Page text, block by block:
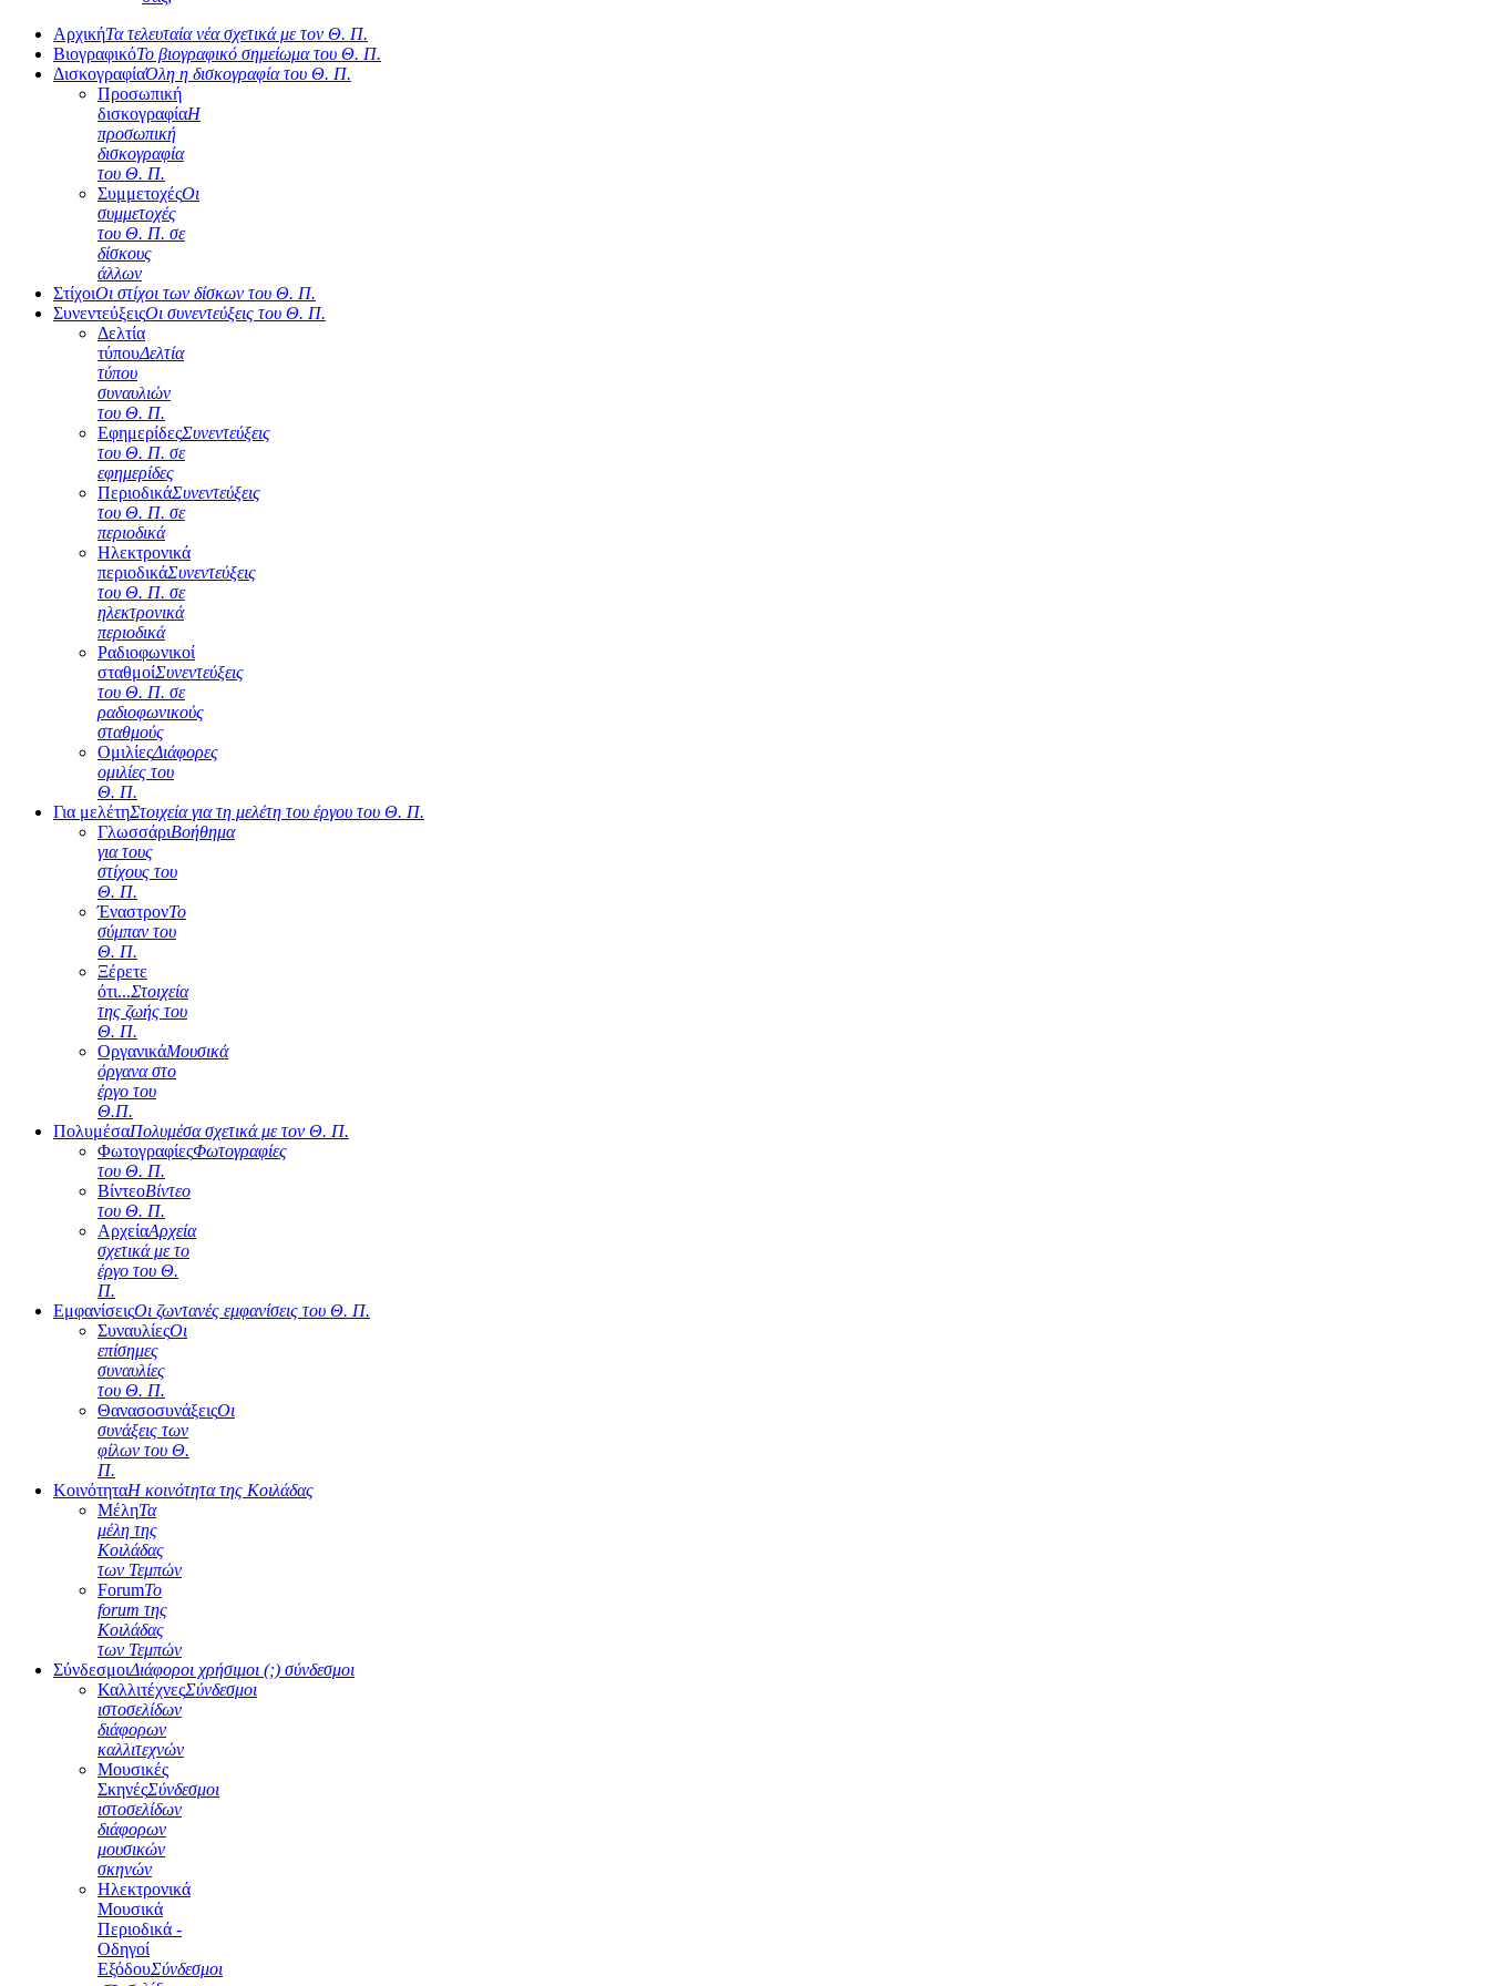
ΑρχικήΤα τελευταία νέα σχετικά με τον Θ. Π.
ΒιογραφικόΤο βιογραφικό σημείωμα του Θ. Π.
ΔισκογραφίαΌλη η δισκογραφία του Θ. Π.
Προσωπική
δισκογραφίαΗ
προσωπική
δισκογραφία
του Θ. Π.
ΣυμμετοχέςΟι
συμμετοχές
του Θ. Π. σε
δίσκους
άλλων
ΣτίχοιΟι στίχοι των δίσκων του Θ. Π.
ΣυνεντεύξειςΟι συνεντεύξεις του Θ. Π.
Δελτία
τύπουΔελτία
τύπου
συναυλιών
του Θ. Π.
ΕφημερίδεςΣυνεντεύξεις
του Θ. Π. σε
εφημερίδες
ΠεριοδικάΣυνεντεύξεις
του Θ. Π. σε
περιοδικά
Ηλεκτρονικά
περιοδικάΣυνεντεύξεις
του Θ. Π. σε
ηλεκτρονικά
περιοδικά
Ραδιοφωνικοί
σταθμοίΣυνεντεύξεις
του Θ. Π. σε
ραδιοφωνικούς
σταθμούς
ΟμιλίεςΔιάφορες
ομιλίες του
Θ. Π.
Για μελέτηΣτοιχεία για τη μελέτη του έργου του Θ. Π.
ΓλωσσάριΒοήθημα
για τους
στίχους του
Θ. Π.
ΈναστρονΤο
σύμπαν του
Θ. Π.
Ξέρετε
ότι...Στοιχεία
της ζωής του
Θ. Π.
ΟργανικάΜουσικά
όργανα στο
έργο του
Θ.Π.
ΠολυμέσαΠολυμέσα σχετικά με τον Θ. Π.
ΦωτογραφίεςΦωτογραφίες
του Θ. Π.
ΒίντεοΒίντεο
του Θ. Π.
ΑρχείαΑρχεία
σχετικά με το
έργο του Θ.
Π.
ΕμφανίσειςΟι ζωντανές εμφανίσεις του Θ. Π.
ΣυναυλίεςΟι
επίσημες
συναυλίες
του Θ. Π.
ΘανασοσυνάξειςΟι
συνάξεις των
φίλων του Θ.
Π.
ΚοινότηταΗ κοινότητα της Κοιλάδας
ΜέληΤα
μέλη της
Κοιλάδας
των Τεμπών
ForumΤο
forum της
Κοιλάδας
των Τεμπών
ΣύνδεσμοιΔιάφοροι χρήσιμοι (;) σύνδεσμοι
ΚαλλιτέχνεςΣύνδεσμοι
ιστοσελίδων
διάφορων
καλλιτεχνών
Μουσικές
ΣκηνέςΣύνδεσμοι
ιστοσελίδων
διάφορων
μουσικών
σκηνών
Ηλεκτρονικά
Μουσικά
Περιοδικά -
Οδηγοί
ΕξόδουΣύνδεσμοι